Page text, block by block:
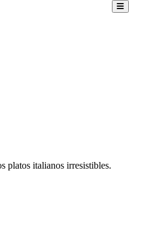
platos italianos irresistibles.